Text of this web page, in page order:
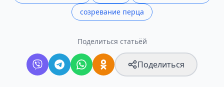
созревание перца
Поделиться статьёй
Поделиться